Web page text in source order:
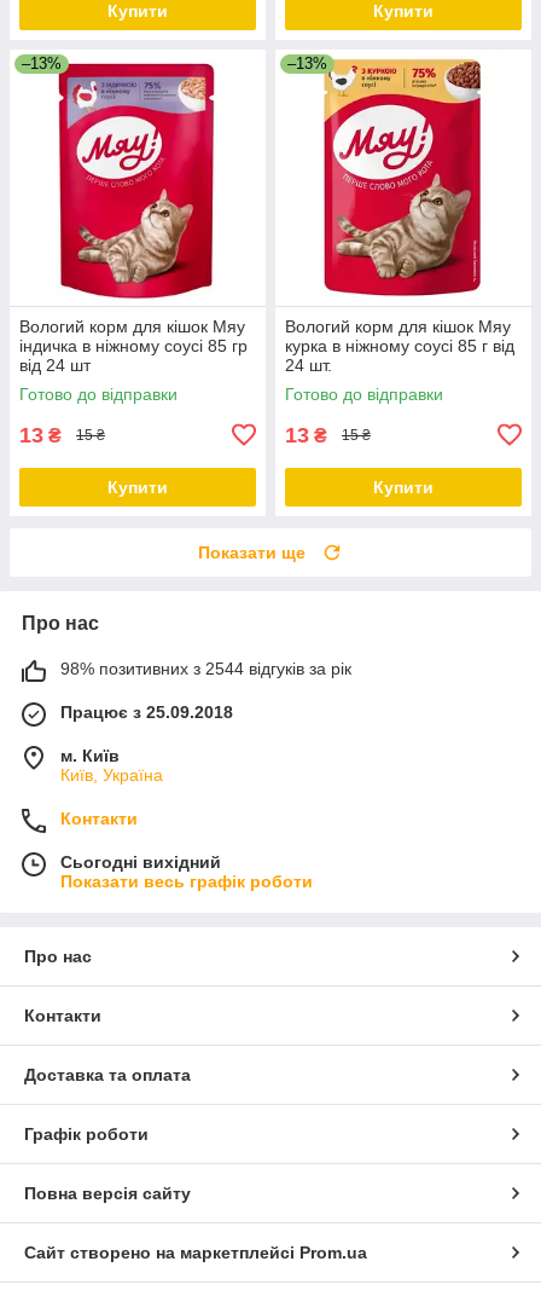
Купити Купити
–13%
Вологий корм для кішок Мяу
індичка в ніжному соусі 85 гр
від 24 шт
Готово до відправки
13 ₴ 15 ₴
Купити
–13%
Вологий корм для кішок Мяу
курка в ніжному соусі 85 г від
24 шт.
Готово до відправки
13 ₴ 15 ₴
Купити
Показати ще
Про нас
98% позитивних з 2544 відгуків за рік
Працює з 25.09.2018
м. Київ
Київ, Україна
Контакти
Сьогодні вихідний
Показати весь графік роботи
Про нас
Контакти
Доставка та оплата
Графік роботи
Повна версія сайту
Сайт створено на маркетплейсі Prom.ua